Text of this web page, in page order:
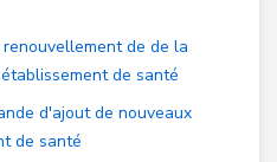
de de la
de santé
d'ajout de nouveaux
de santé